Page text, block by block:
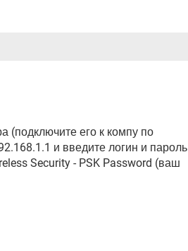
(подключите его к компу по
и введите логин и пароль
Security - PSK Password (ваш